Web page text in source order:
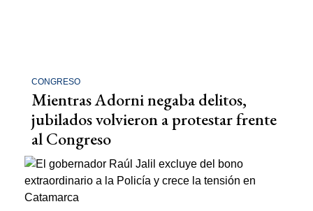
CONGRESO
Mientras Adorni negaba delitos,
jubilados volvieron a protestar frente
al Congreso